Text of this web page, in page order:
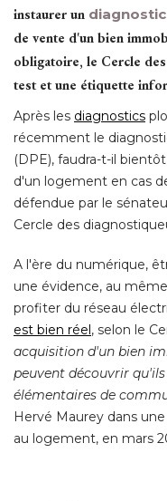
instaurer un diagnostic
de vente d'un bien
obligatoire, le Cercle
test et une étiquette
Après les diagnostics
récemment le
(DPE), faudra-t-il
d'un logement en cas
défendue par le
Cercle des
A l'ère du numérique,
une évidence, au
profiter du réseau
est bien réel, selon le
acquisition d'un bien
peuvent découvrir
élémentaires de
Hervé Maurey dans
au logement, en mars